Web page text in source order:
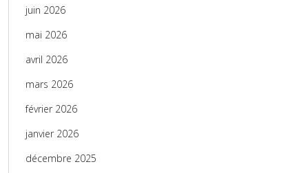
juin 2026
mai 2026
avril 2026
mars 2026
février 2026
janvier 2026
décembre 2025